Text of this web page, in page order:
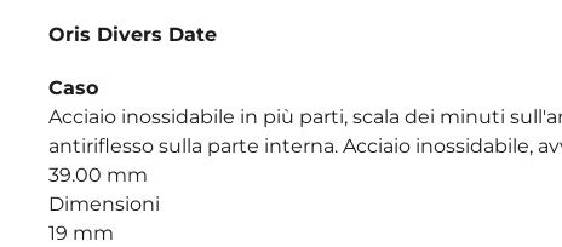
Oris Divers Date
Caso
Acciaio inossidabile in più parti, scala dei minuti
antiriflesso sulla parte interna. Acciaio inossidabile,
39.00 mm
Dimensioni
19 mm